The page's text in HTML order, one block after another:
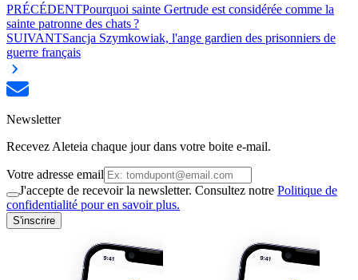
PRÉCÉDENTPourquoi sainte Gertrude est considérée comme la
sainte patronne des chats ?
SUIVANTSancja Szymkowiak, l'ange gardien des prisonniers de
guerre français
Newsletter
Recevez Aleteia chaque jour dans votre boite e-mail.
Votre adresse email
J'accepte de recevoir la newsletter. Consultez notre Politique de
confidentialité pour en savoir plus.
S'inscrire